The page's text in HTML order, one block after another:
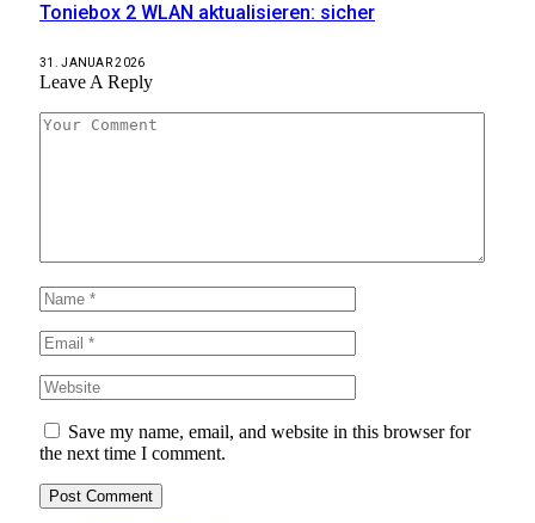
Toniebox 2 WLAN aktualisieren: sicher
31. JANUAR 2026
Leave A Reply
Save my name, email, and website in this browser for
the next time I comment.